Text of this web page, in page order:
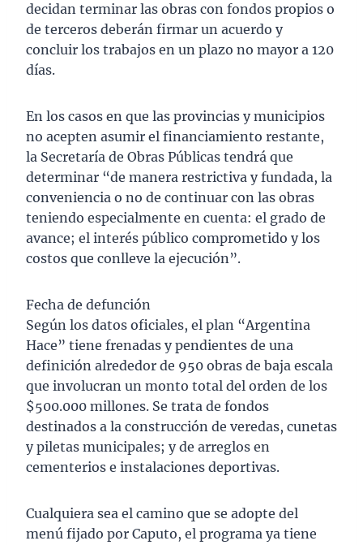
decidan terminar las obras con fondos propios o
de terceros deberán firmar un acuerdo y
concluir los trabajos en un plazo no mayor a 120
días.
En los casos en que las provincias y municipios
no acepten asumir el financiamiento restante,
la Secretaría de Obras Públicas tendrá que
determinar “de manera restrictiva y fundada, la
conveniencia o no de continuar con las obras
teniendo especialmente en cuenta: el grado de
avance; el interés público comprometido y los
costos que conlleve la ejecución”.
Fecha de defunción
Según los datos oficiales, el plan “Argentina
Hace” tiene frenadas y pendientes de una
definición alrededor de 950 obras de baja escala
que involucran un monto total del orden de los
$500.000 millones. Se trata de fondos
destinados a la construcción de veredas, cunetas
y piletas municipales; y de arreglos en
cementerios e instalaciones deportivas.
Cualquiera sea el camino que se adopte del
menú fijado por Caputo, el programa ya tiene